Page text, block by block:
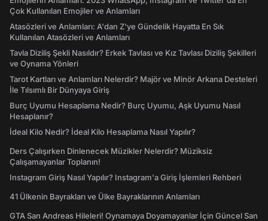
Çok Kullanılan Emojiler ve Anlamları
Atasözleri ve Anlamları: A'dan Z'ye Gündelik Hayatta En Sık
Kullanılan Atasözleri ve Anlamları
Tavla Diziliş Şekli Nasıldır? Erkek Tavlası ve Kız Tavlası Diziliş Şekilleri
ve Oynama Yönleri
Tarot Kartları ve Anlamları Nelerdir? Majör ve Minör Arkana Desteleri
İle Tılsımlı Bir Dünyaya Giriş
Burç Uyumu Hesaplama Nedir? Burç Uyumu, Aşk Uyumu Nasıl
Hesaplanır?
İdeal Kilo Nedir? İdeal Kilo Hesaplama Nasıl Yapılır?
Ders Çalışırken Dinlenecek Müzikler Nelerdir? Müziksiz
Çalışamayanlar Toplanın!
Instagram Giriş Nasıl Yapılır? Instagram'a Giriş İşlemleri Rehberi
41 Ülkenin Bayrakları ve Ülke Bayraklarının Anlamları
GTA San Andreas Hileleri! Oynamaya Doyamayanlar İçin Güncel San